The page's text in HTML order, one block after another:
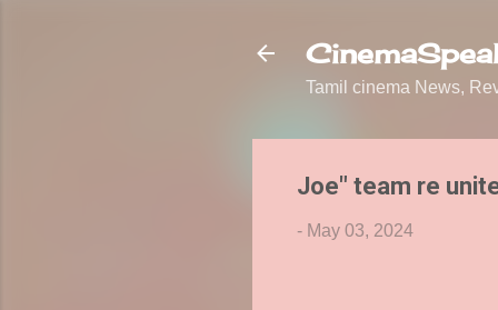
Tamil cinema News,
Joe" team re
- May 03, 2024